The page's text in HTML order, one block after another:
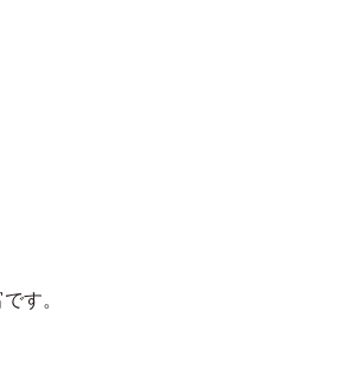
す。